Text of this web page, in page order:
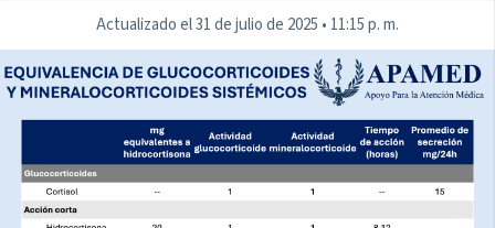
Actualizado el31 de julio de 2025 • 11:15 p. m.